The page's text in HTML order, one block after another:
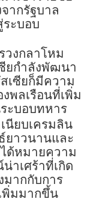
ากรัฐบาล
ระบอบ
วงกลาโหม
ยกำลังพัฒนา
เซียก็มีความ
พลเรือนที่เพิ่ม
ะบอบทหาร
นียบเครมลิน
ยาวนานและ
ด้หมายความ
าเศร้าที่เกิด
มากกับการ
พิ่มมากขึ้น